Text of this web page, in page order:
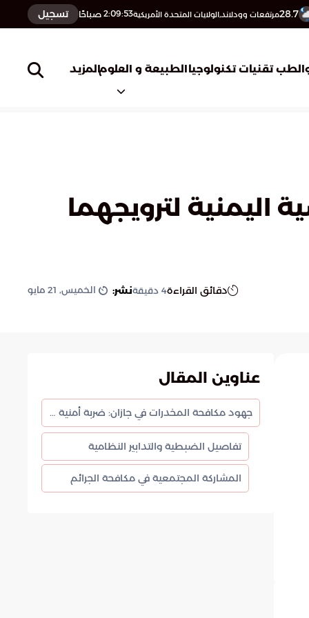
28.7مرتفعات وودلاند,الولايات المتحدة الأمريكية2:09:54 صباحًا تسجيل
تقنيات تكنولوجياالطبيعة و العلومالمزيد
لترويجهما
دقائق القراءة4 دقيقةنشر: الخميس, 21 مايو
عناوين المقال
جهود مكافحة المخدرات في جازان: ضربة أمنية استباقية ضد مروجي السموم
تفاصيل الضبطية والتدابير النظامية
المشاركة المجتمعية في مكافحة الجرائم